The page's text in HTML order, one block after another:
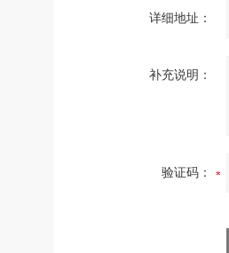
详细地址：
补充说明：
验证码：